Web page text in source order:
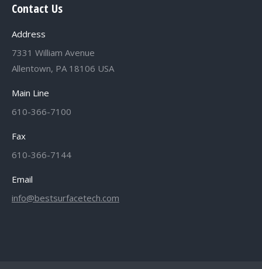
Contact Us
Address
7331 William Avenue
Allentown, PA 18106 USA
Main Line
610-366-7100
Fax
610-366-7144
Email
info@bestsurfacetech.com